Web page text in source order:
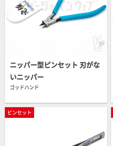
ニッパー型ピンセット 刃がな
いニッパー
ゴッドハンド
ピンセット